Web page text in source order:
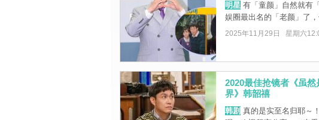
明星有「童颜」自然就有
娱圈最出名的「老颜」了，
2025年11月29日 星期六
2020最佳抢镜者《虽
界》韩韶禧
韩剧 真的是实至名归耶～